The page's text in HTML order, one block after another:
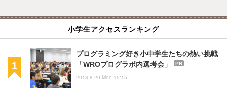
小学生アクセスランキング
プログラミング好き小中学生たちの熱い挑戦
「WROプログラボ内選考会」
PR
2018.8.20 Mon 15:15